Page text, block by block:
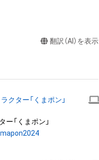
音楽、商標またはロゴ等を含
財産権（著作権、特許権、実
みます。）を意味します。）
いたとしても、本アイテムに
を意味しません。
翻訳（AI）を表示
クター「くまポン」
「くまポン」